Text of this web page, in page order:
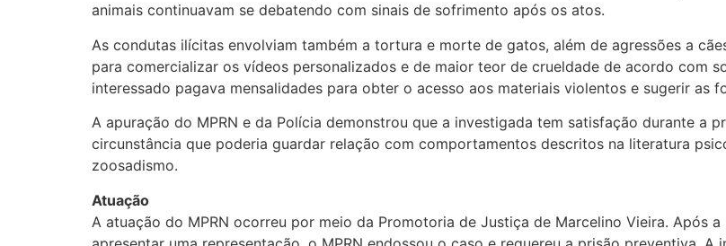
animais continuavam se debatendo com sinais de sofrimento após os atos.
As condutas ilícitas envolviam também a tortura e morte de gatos, além de agressões a
para comercializar os vídeos personalizados e de maior teor de crueldade de acordo com
interessado pagava mensalidades para obter o acesso aos materiais violentos e sugerir as
A apuração do MPRN e da Polícia demonstrou que a investigada tem satisfação durante a
circunstância que poderia guardar relação com comportamentos descritos na literatura
zoosadismo.
Atuação
A atuação do MPRN ocorreu por meio da Promotoria de Justiça de Marcelino Vieira. Após